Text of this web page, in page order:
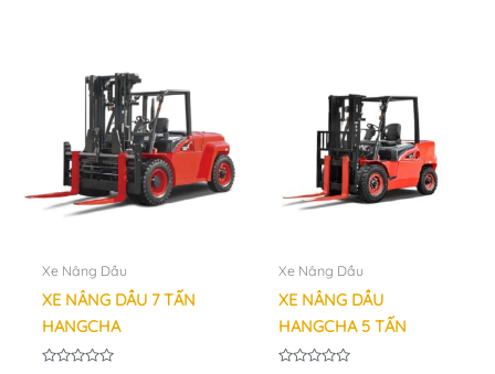
Xe Nâng Dầu
XE NÂNG DẦU 7 TẤN
HANGCHA
Xe Nâng Dầu
XE NÂNG DẦU
HANGCHA 5 TẤN